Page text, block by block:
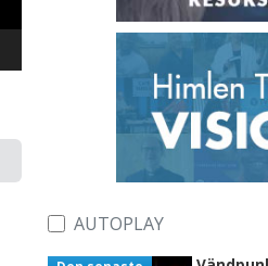
AUTOPLAY